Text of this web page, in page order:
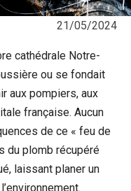
21/05/2024
cathédrale Notre-
ou se fondait
aux pompiers, aux
française. Aucun
de ce « feu de
du plomb récupéré
laissant planer un